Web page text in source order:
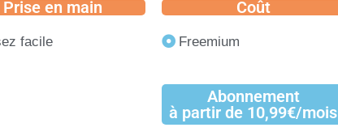
Prise en main
facile
Coût
Freemium
Abonnement
à partir de 10,99€/mois